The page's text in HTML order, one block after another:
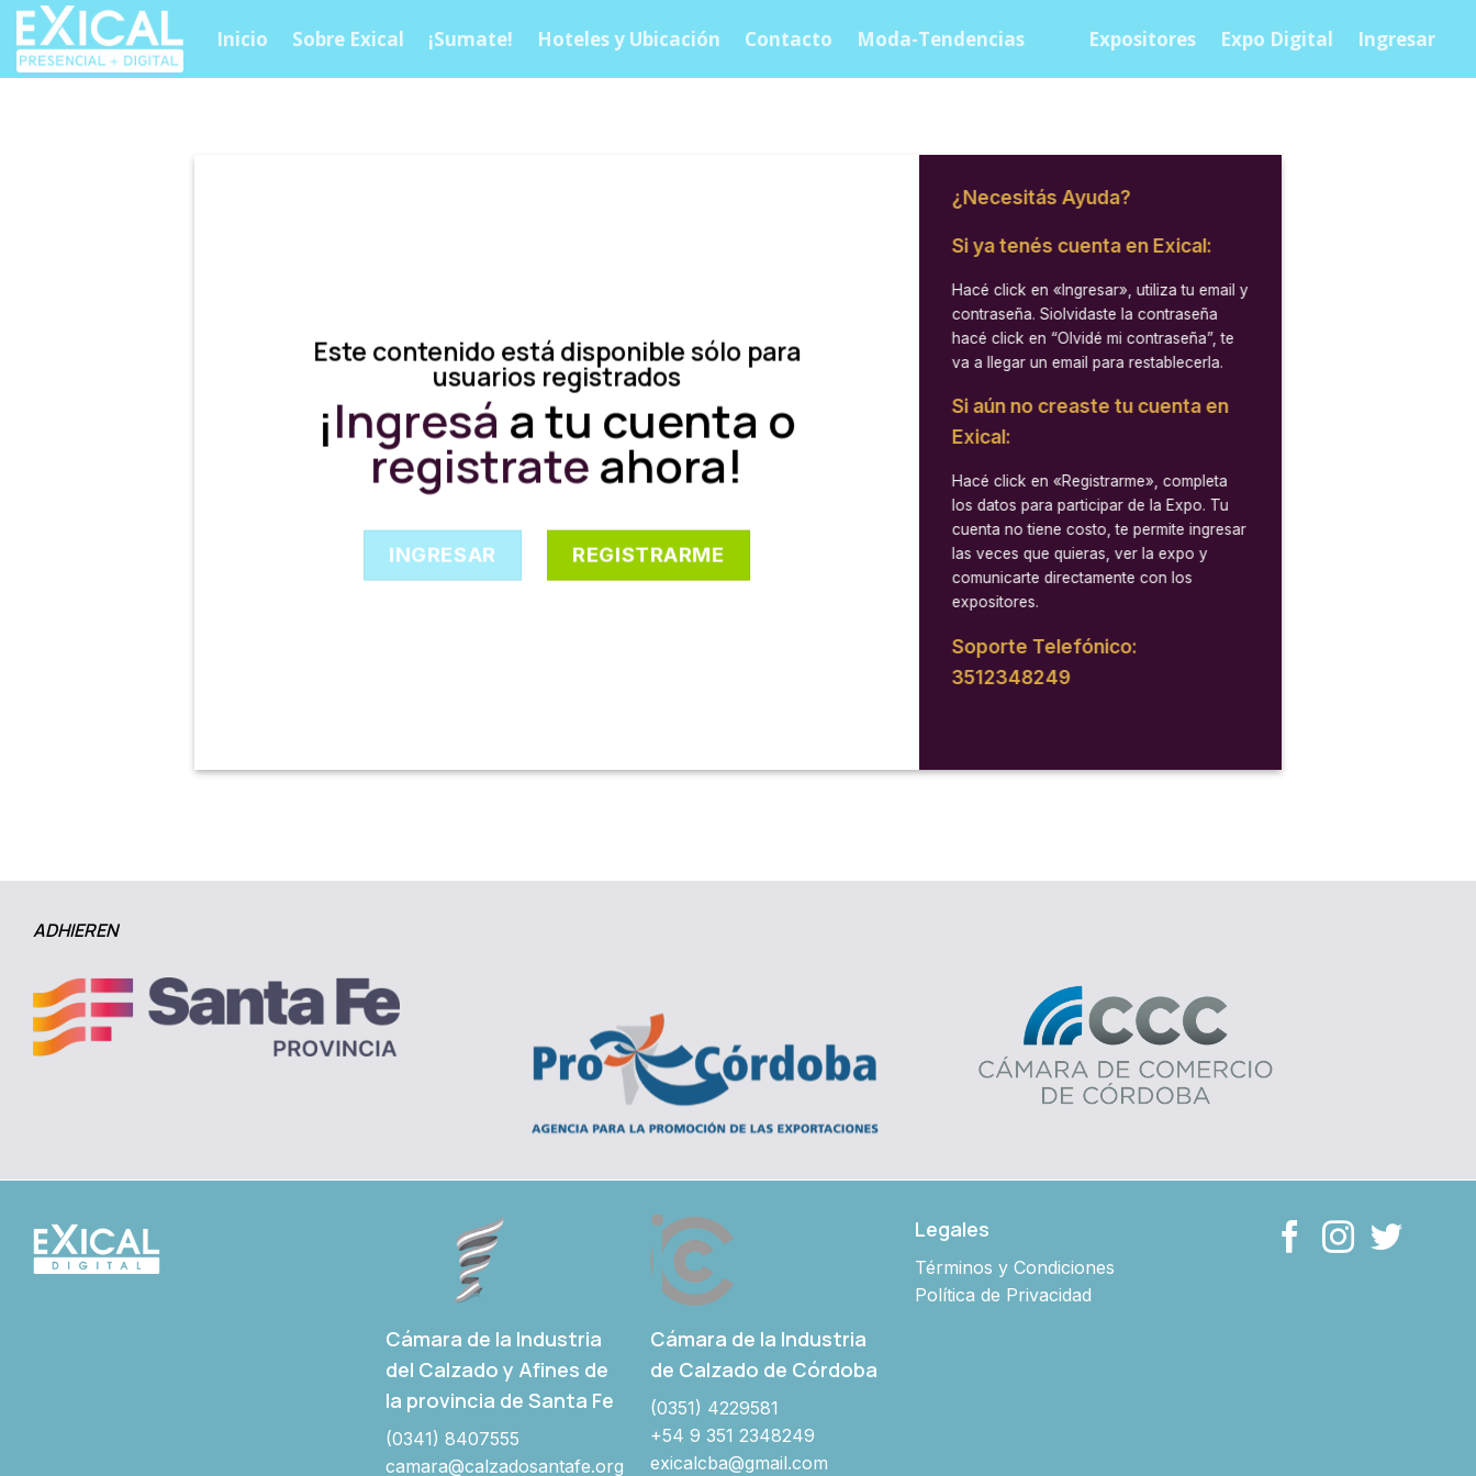
Skip
content
Inicio Sobre Exical ¡Sumate! Hoteles y Ubicación Contacto Moda-Tendencias Expositores Expo Digital Ingresar
Este contenido está disponible sólo para
usuarios registrados
¡Ingresá a tu cuenta o
registrateahora!
INGRESAR REGISTRARME
¿Necesitás Ayuda?
Si ya tenés cuenta en Exical:
Hacé click en «Ingresar», utiliza tu email y
contraseña. Siolvidaste la contraseña
hacé click en “Olvidé mi contraseña”, te
va a llegar un email para restablecerla.
Si aún no creaste tu cuenta en
Exical:
Hacé click en «Registrarme», completa
los datos para participar de la Expo. Tu
cuenta no tiene costo, te permite ingresar
las veces que quieras, ver la expo y
comunicarte directamente con los
expositores.
Soporte Telefónico:
3512348249
ADHIEREN
Cámara de la Industria
del Calzado y Afines de
la provincia de Santa Fe
(0341) 8407555
camara@calzadosantafe.org
Cámara de la Industria
de Calzado de Córdoba
(0351) 4229581
+54 9 351 2348249
exicalcba@gmail.com
Legales
Términos y Condiciones
Política de Privacidad